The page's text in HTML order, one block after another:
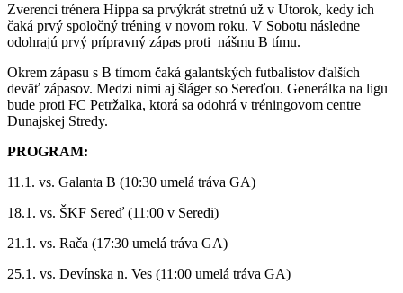
Zverenci trénera Hippa sa prvýkrát stretnú už v Utorok, kedy ich
čaká prvý spoločný tréning v novom roku. V Sobotu následne
odohrajú prvý prípravný zápas proti nášmu B tímu.
Okrem zápasu s B tímom čaká galantských futbalistov ďalších
deväť zápasov. Medzi nimi aj šláger so Sereďou. Generálka na ligu
bude proti FC Petržalka, ktorá sa odohrá v tréningovom centre
Dunajskej Stredy.
PROGRAM:
11.1. vs. Galanta B (10:30 umelá tráva GA)
18.1. vs. ŠKF Sereď (11:00 v Seredi)
21.1. vs. Rača (17:30 umelá tráva GA)
25.1. vs. Devínska n. Ves (11:00 umelá tráva GA)